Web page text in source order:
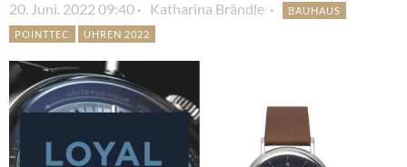
20. Juni. 2022 09:40 Katharina Brändle
BAUHAUS
POINTTEC
UHREN 2022